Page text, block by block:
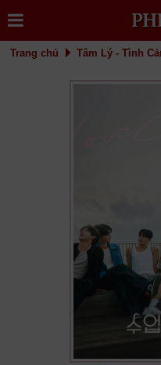
Trang chủ Tâm Lý - Tình